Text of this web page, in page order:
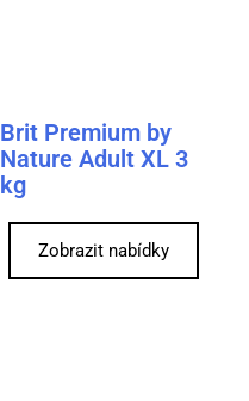
Brit Premium by
Nature Adult XL 3
kg
Zobrazit nabídky